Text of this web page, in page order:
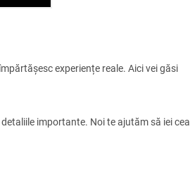
experiențe reale. Aici vei găsi
importante. Noi te ajutăm să iei cea